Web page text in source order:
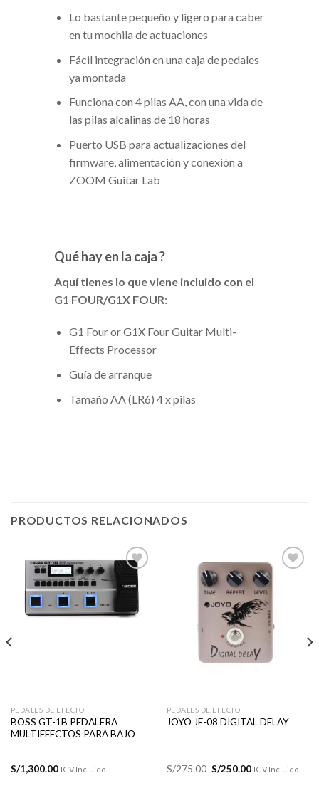
Lo bastante pequeño y ligero para caber
en tu mochila de actuaciones
Fácil integración en una caja de pedales
ya montada
Funciona con 4 pilas AA, con una vida de
las pilas alcalinas de 18 horas
Puerto USB para actualizaciones del
firmware, alimentación y conexión a
ZOOM Guitar Lab
Qué hay en la caja ?
Aquí tienes lo que viene incluido con el
G1 FOUR/G1X FOUR:
G1 Four or G1X Four Guitar Multi-
Effects Processor
Guía de arranque
Tamaño AA (LR6) 4 x pilas
PRODUCTOS RELACIONADOS
Añadir
a la
PEDALES DE EFECTO
BOSS GT-1B PEDALERA
MULTIEFECTOS PARA BAJO
S/1,300.00 IGV Incluido
lista de
PEDALES DE EFECTO
JOYO JF-08 DIGITAL DELAY
S/275.00 El
S/250.00ElIGV Incluido